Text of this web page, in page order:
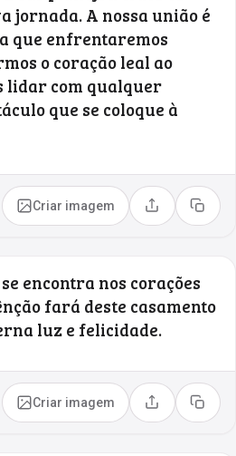
jornada. A nossa união é
que enfrentaremos
o coração leal ao
lidar com qualquer
que se coloque à
Criar imagem Compartilhar
Copiar
encontra nos corações
fará deste casamento
luz e felicidade.
Criar imagem Compartilhar
Copiar